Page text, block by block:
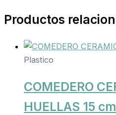
Productos
Plastico
COMEDERO
HUELLAS 15